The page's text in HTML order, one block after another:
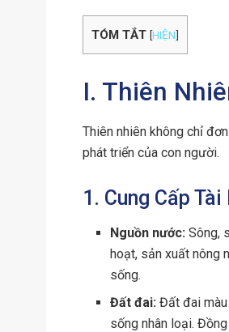
TÓM TẮT [HIỆN]
I. Thiên
Thiên nhiên không chỉ
phát triển của con người.
1. Cung Cấp
Nguồn nước: Sông,
hoạt, sản xuất nông
sống.
Đất đai: Đất đai
sống nhân loại.